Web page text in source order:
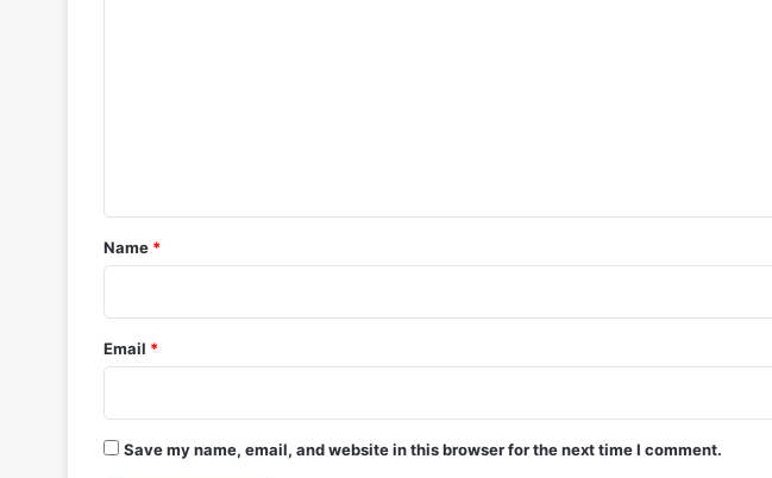
*
Name *
Email *
Save my name, email, and website in this browser for the next time I comment.